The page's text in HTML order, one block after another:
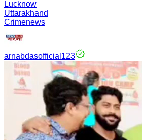
Lucknow
Uttarakhand
Crimenews
arnabdasofficial123